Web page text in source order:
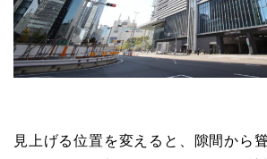
見上げる位置を変えると、隙間から